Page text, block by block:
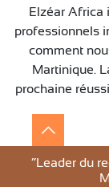
Elzéar Africa
professionnels
comment
Martinique.
prochaine
”Leader du